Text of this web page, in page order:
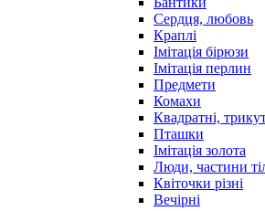
Сердця, любовь
Краплі
Імітація бірюзи
Імітація перлин
Предмети
Комахи
Квадратні,
Пташки
Імітація золота
Люди, частини
Квіточки різні
Вечірні